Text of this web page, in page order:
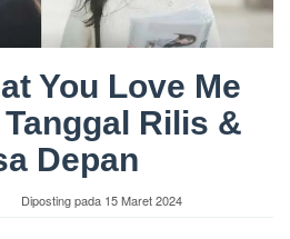
You Love Me
Rilis &
Depan
Diposting pada 15 Maret 2024